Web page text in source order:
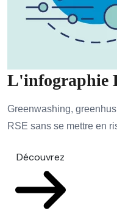
L'infographie
Greenwashing,
RSE sans se mettre en
Découvrez